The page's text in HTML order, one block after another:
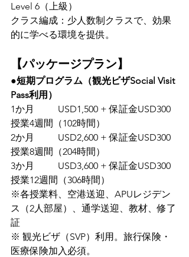
Level 6（上級）
クラス編成：少人数制クラスで、効果
的に学べる環境を提供。
【パッケージプラン】
●短期プログラム（観光ビザSocial Visit
Pass利用）
1か月	USD1,500 + 保証金USD300
授業4週間（102時間）
2か月	USD2,600 + 保証金USD300
授業8週間（204時間）
3か月	USD3,600 + 保証金USD300
授業12週間（306時間）
※各授業料、空港送迎、APUレジデン
ス（2人部屋）、通学送迎、教材、修了
証
※ 観光ビザ（SVP）利用。旅行保険・
医療保険加入必須。